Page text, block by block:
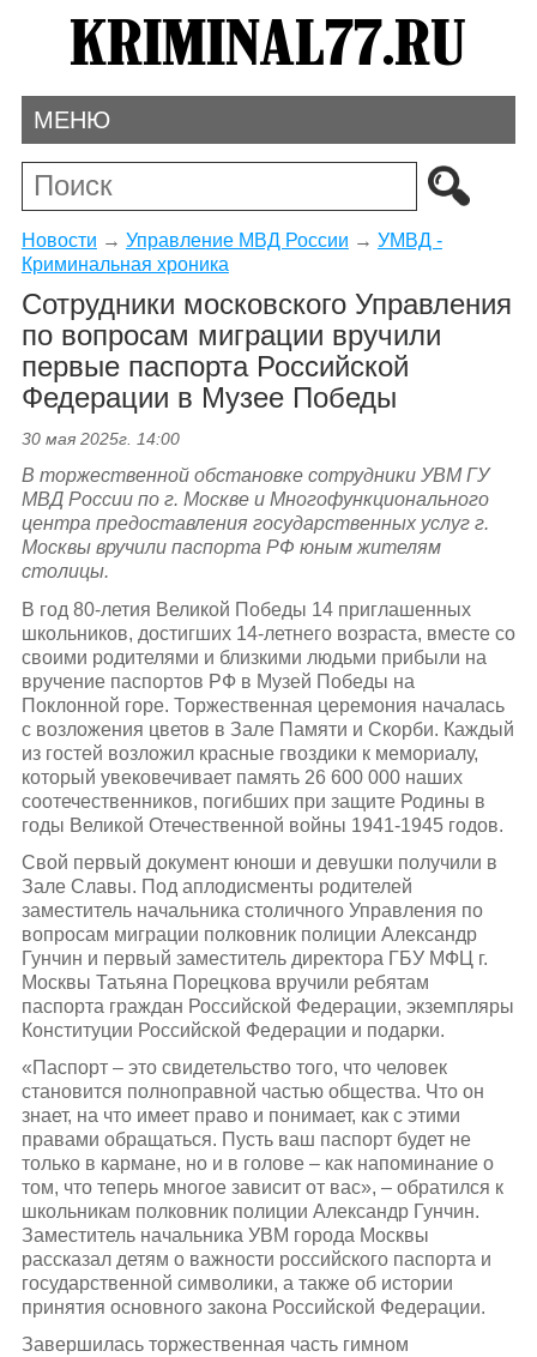
МЕНЮ
Новости → Управление МВД России → УМВД -
Криминальная хроника
Сотрудники московского Управления
по вопросам миграции вручили
первые паспорта Российской
Федерации в Музее Победы
30 мая 2025г. 14:00
В торжественной обстановке сотрудники УВМ ГУ
МВД России по г. Москве и Многофункционального
центра предоставления государственных услуг г.
Москвы вручили паспорта РФ юным жителям
столицы.
В год 80-летия Великой Победы 14 приглашенных
школьников, достигших 14-летнего возраста, вместе со
своими родителями и близкими людьми прибыли на
вручение паспортов РФ в Музей Победы на
Поклонной горе. Торжественная церемония началась
с возложения цветов в Зале Памяти и Скорби. Каждый
из гостей возложил красные гвоздики к мемориалу,
который увековечивает память 26 600 000 наших
соотечественников, погибших при защите Родины в
годы Великой Отечественной войны 1941-1945 годов.
Свой первый документ юноши и девушки получили в
Зале Славы. Под аплодисменты родителей
заместитель начальника столичного Управления по
вопросам миграции полковник полиции Александр
Гунчин и первый заместитель директора ГБУ МФЦ г.
Москвы Татьяна Порецкова вручили ребятам
паспорта граждан Российской Федерации, экземпляры
Конституции Российской Федерации и подарки.
«Паспорт – это свидетельство того, что человек
становится полноправной частью общества. Что он
знает, на что имеет право и понимает, как с этими
правами обращаться. Пусть ваш паспорт будет не
только в кармане, но и в голове – как напоминание о
том, что теперь многое зависит от вас», – обратился к
школьникам полковник полиции Александр Гунчин.
Заместитель начальника УВМ города Москвы
рассказал детям о важности российского паспорта и
государственной символики, а также об истории
принятия основного закона Российской Федерации.
Завершилась торжественная часть гимном